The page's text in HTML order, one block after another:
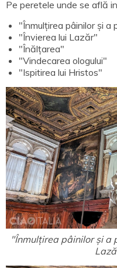
Pe peretele unde se află
"Înmulțirea pâinilor și a
"Învierea lui Lazăr"
"Înălțarea"
"Vindecarea ologului"
"Ispitirea lui Hristos"
"Înmulțirea pâinilor și a